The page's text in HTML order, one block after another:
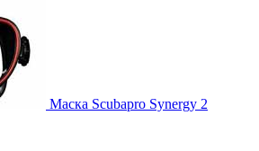
Маска Scubapro Synergy 2